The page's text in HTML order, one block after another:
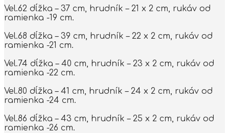
Vel.62 dĺžka – 37 cm, hrudník – 21 x 2 cm, rukáv od
ramienka -19 cm.
Vel.68 dĺžka – 39 cm, hrudník – 22 x 2 cm, rukáv od
ramienka -21 cm.
Vel.74 dĺžka – 40 cm, hrudník – 23 x 2 cm, rukáv od
ramienka -22 cm.
Vel.80 dĺžka – 41 cm, hrudník – 24 x 2 cm, rukáv od
ramienka -24 cm.
Vel.86 dĺžka – 43 cm, hrudník – 25 x 2 cm, rukáv od
ramienka -26 cm.